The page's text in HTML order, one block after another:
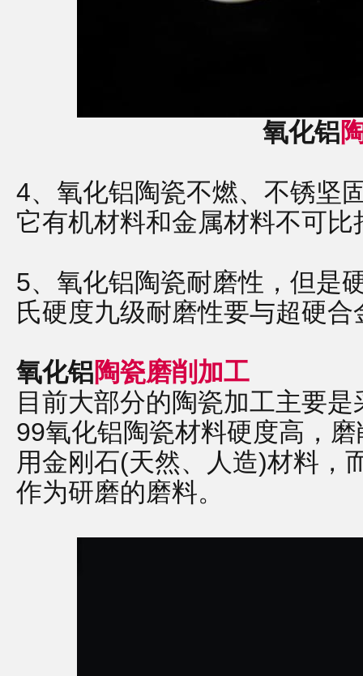
氧化铝
4、氧化铝陶瓷不燃、不锈坚
它有机材料和金属材料不可
5、氧化铝陶瓷耐磨性，但是
氏硬度九级耐磨性要与超硬合
氧化铝陶瓷磨削加工
目前大部分的陶瓷加工主要
99氧化铝陶瓷材料硬度高，
用金刚石(天然、人造)材料，
作为研磨的磨料。